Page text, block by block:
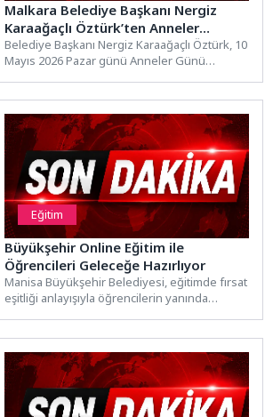
Malkara Belediye Başkanı Nergiz
Karaağaçlı Öztürk’ten Anneler
Günü’nde Gönüllere Dokunan
Buluşmalar
Belediye Başkanı Nergiz Karaağaçlı Öztürk, 10
Mayıs 2026 Pazar günü Anneler Günü
Eğitim
Büyükşehir Online Eğitim ile
Öğrencileri Geleceğe Hazırlıyor
Manisa Büyükşehir Belediyesi, eğitimde fırsat
eşitliği anlayışıyla öğrencilerin yanında